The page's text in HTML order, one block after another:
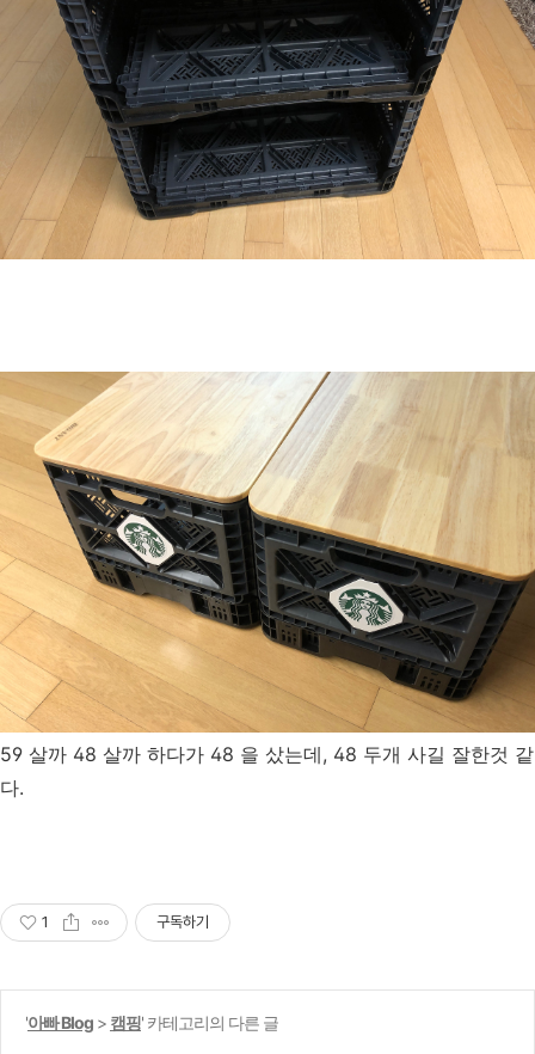
59 살까 48 살까 하다가 48 을 샀는데, 48 두개 사길 잘한것 같
다.
1 구독하기
'아빠 Blog > 캠핑' 카테고리의 다른 글